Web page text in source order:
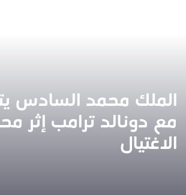
الملك محمد السادس
مع دونالد ترامب إثر
الاغتيال